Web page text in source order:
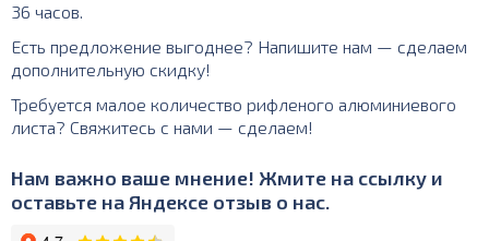
36 часов.
Есть предложение выгоднее? Напишите нам — сделаем
дополнительную скидку!
Требуется малое количество рифленого алюминиевого
листа? Свяжитесь с нами — сделаем!
Нам важно ваше мнение! Жмите на ссылку и
оставьте на Яндексе отзыв о нас.